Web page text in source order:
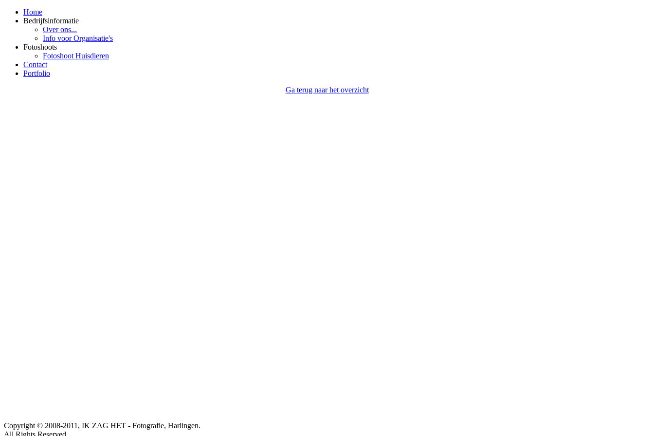
Home
Bedrijfsinformatie
Over ons...
Info voor Organisatie's
Fotoshoots
Fotoshoot Huisdieren
Contact
Portfolio
Ga terug naar het overzicht
Copyright © 2008-2011, IK ZAG HET - Fotografie, Harlingen.
All Rights Reserved.